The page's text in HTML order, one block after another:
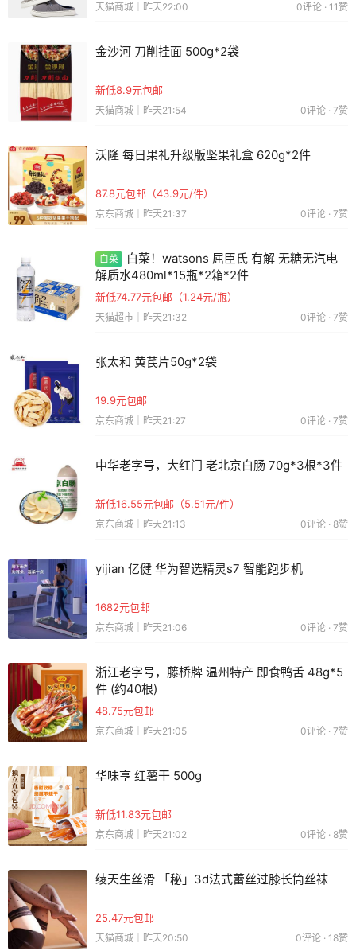
天猫商城｜昨天22:00 0评论 · 11赞
金沙河 刀削挂面 500g*2袋
新低8.9元包邮
天猫商城｜昨天21:54 0评论 · 7赞
沃隆 每日果礼升级版坚果礼盒 620g*2件
87.8元包邮（43.9元/件）
京东商城｜昨天21:37 0评论 · 7赞
白菜 白菜！ watsons 屈臣氏 有解 无糖无汽电
解质水480ml*15瓶*2箱*2件
新低74.77元包邮（1.24元/瓶）
天猫超市｜昨天21:32 0评论 · 7赞
张太和 黄芪片50g*2袋
19.9元包邮
京东商城｜昨天21:27 0评论 · 7赞
中华老字号，大红门 老北京白肠 70g*3根*3件
新低16.55元包邮（5.51元/件）
京东商城｜昨天21:13 0评论 · 8赞
yijian 亿健 华为智选精灵s7 智能跑步机
1682元包邮
京东商城｜昨天21:06 0评论 · 7赞
浙江老字号，藤桥牌 温州特产 即食鸭舌 48g*5
件 (约40根)
48.75元包邮
京东商城｜昨天21:05 0评论 · 7赞
华味亨 红薯干 500g
新低11.83元包邮
京东商城｜昨天21:02 0评论 · 8赞
绫天生丝滑 「秘」3d法式蕾丝过膝长筒丝袜
25.47元包邮
天猫商城｜昨天20:50 0评论 · 18赞